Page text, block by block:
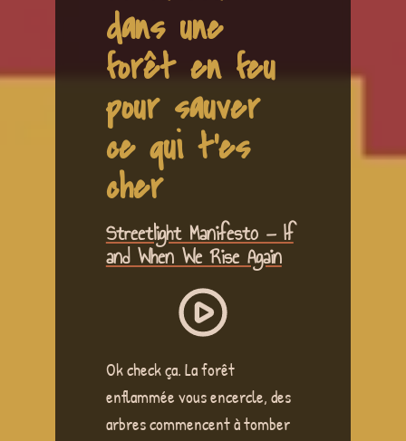
dans une
forêt en feu
pour sauver
ce qui t'es
cher
Streetlight Manifesto — If
and When We Rise Again
Ok check ça. La forêt
enflammée vous encercle, des
arbres commencent à tomber